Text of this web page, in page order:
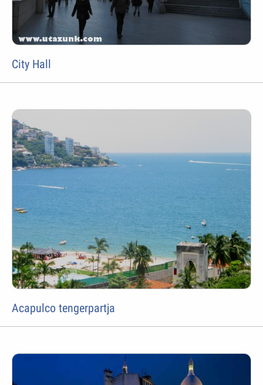
City Hall
Acapulco tengerpartja